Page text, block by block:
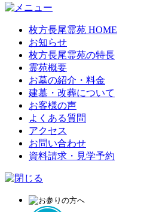
枚方長尾霊苑 HOME
お知らせ
枚方長尾霊苑の特長
霊苑概要
お墓の紹介・料金
建墓・改葬について
お客様の声
よくある質問
アクセス
お問い合わせ
資料請求・見学予約